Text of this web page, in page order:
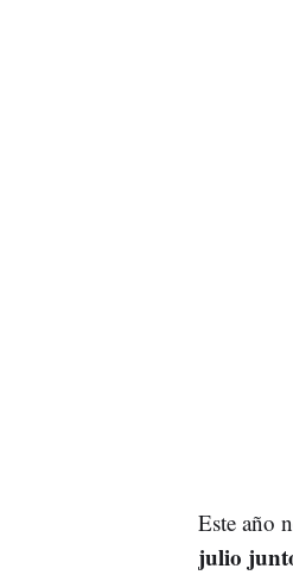
Este año
julio